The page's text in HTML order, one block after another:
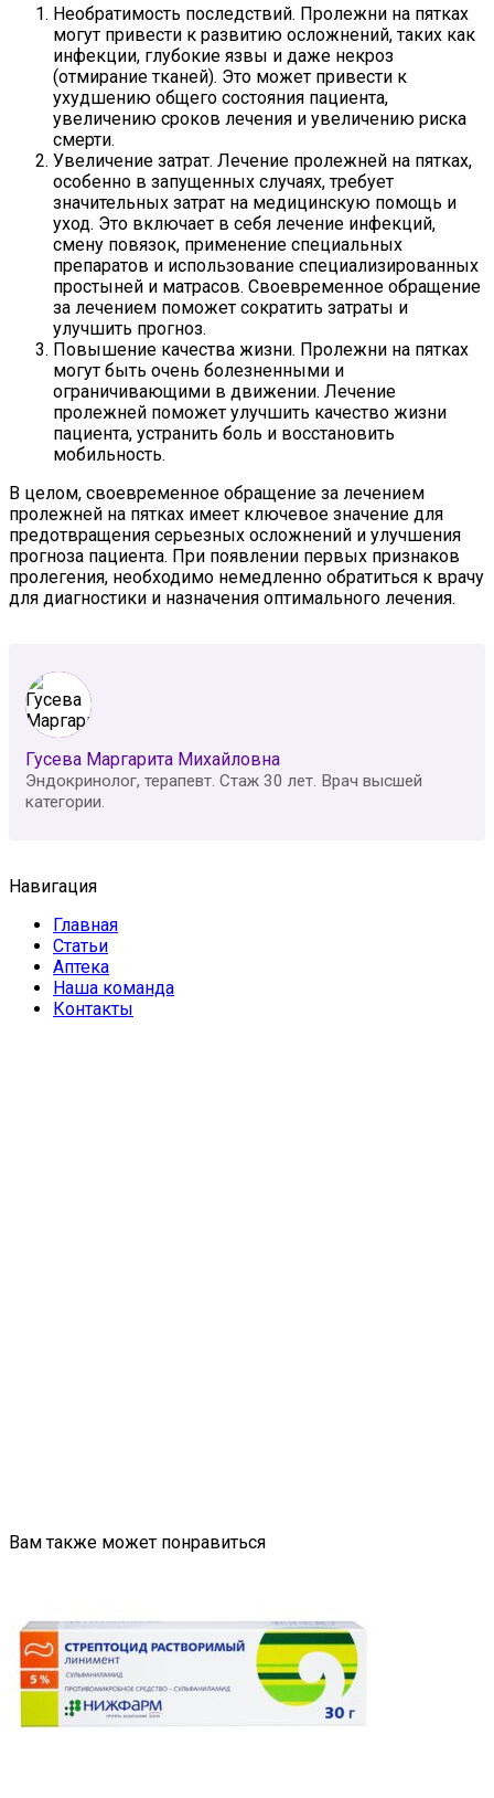
Необратимость последствий. Пролежни на пятках
могут привести к развитию осложнений, таких как
инфекции, глубокие язвы и даже некроз
(отмирание тканей). Это может привести к
ухудшению общего состояния пациента,
увеличению сроков лечения и увеличению риска
смерти.
Увеличение затрат. Лечение пролежней на пятках,
особенно в запущенных случаях, требует
значительных затрат на медицинскую помощь и
уход. Это включает в себя лечение инфекций,
смену повязок, применение специальных
препаратов и использование специализированных
простыней и матрасов. Своевременное обращение
за лечением поможет сократить затраты и
улучшить прогноз.
Повышение качества жизни. Пролежни на пятках
могут быть очень болезненными и
ограничивающими в движении. Лечение
пролежней поможет улучшить качество жизни
пациента, устранить боль и восстановить
мобильность.
В целом, своевременное обращение за лечением
пролежней на пятках имеет ключевое значение для
предотвращения серьезных осложнений и улучшения
прогноза пациента. При появлении первых признаков
пролегения, необходимо немедленно обратиться к врачу
для диагностики и назначения оптимального лечения.
Гусева Маргарита Михайловна
Эндокринолог, терапевт. Стаж 30 лет. Врач высшей
категории.
Навигация
Главная
Статьи
Аптека
Наша команда
Контакты
Вам также может понравиться